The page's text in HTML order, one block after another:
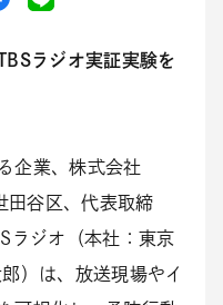
ラジオ実証実験を
企業、株式会社
田谷区、代表取締
ラジオ（本社：東京
）は、放送現場やイ